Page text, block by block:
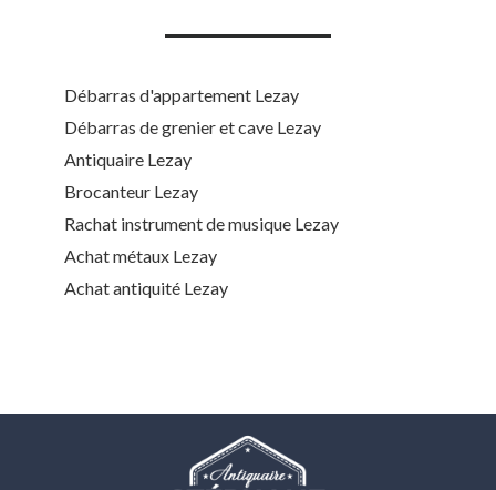
Débarras d'appartement Lezay
Débarras de grenier et cave Lezay
Antiquaire Lezay
Brocanteur Lezay
Rachat instrument de musique Lezay
Achat métaux Lezay
Achat antiquité Lezay